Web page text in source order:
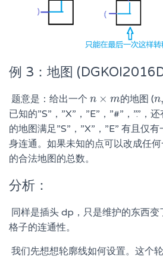
例 3：地图
​ 题意是：给出一个 n × m
n×m 的地图 (n,
n,
已知的”S”，”X”，”E”，”#”，”.”，
的地图满足”S”，”X”，”E” 有且仅有
身连通。如果未知的点可以改成任
的合法地图的总数。
分析：
同样是插头 dp，只是维护的东西
格子的连通性。
我们先想想轮廓线如何设置。这个